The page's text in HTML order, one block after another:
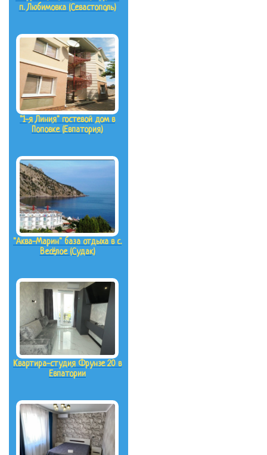
п. Любимовка (Севастополь)
"1-я Линия" гостевой дом в
Поповке (Евпатория)
"Аква-Марин" база отдыха в с.
Весёлое (Судак)
Квартира-студия Фрунзе 20 в
Евпатории